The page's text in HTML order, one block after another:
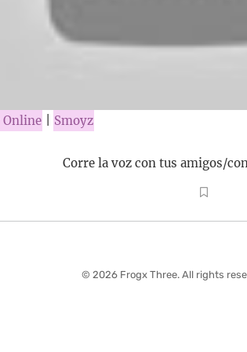
Smoyz
Corre la voz con tus amigos/
© 2026 Frogx Three. All rights